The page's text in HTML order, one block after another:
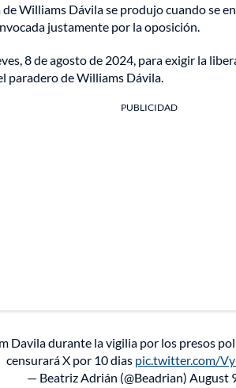
Williams Dávila se produjo cuando se
justamente por la oposición.
8 de agosto de 2024, para exigir la
paradero de Williams Dávila.
PUBLICIDAD
durante la vigilia por los presos
censurará X por 10 dias pic.twitter.com/
— Beatriz Adrián (@Beadrian) August